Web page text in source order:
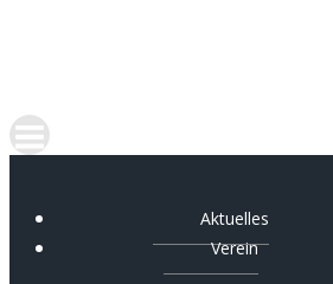
Aktuelles
Verein